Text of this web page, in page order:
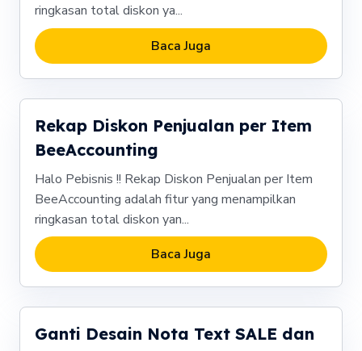
ringkasan total diskon ya...
Baca Juga
Rekap Diskon Penjualan per Item
BeeAccounting
Halo Pebisnis !! Rekap Diskon Penjualan per Item
BeeAccounting adalah fitur yang menampilkan
ringkasan total diskon yan...
Baca Juga
Ganti Desain Nota Text SALE dan